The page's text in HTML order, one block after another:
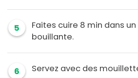
5
Faites cuire 8 min dans
bouillante.
6 Servez avec des